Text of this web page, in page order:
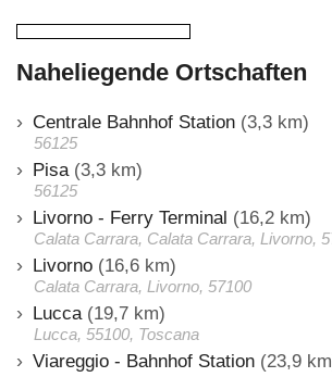
Naheliegende Ortschaften
Centrale Bahnhof Station (3,3 km)
56125
Pisa (3,3 km)
56125
Livorno - Ferry Terminal (16,2 km)
Calata Carrara, Calata Carrara, Livorno,
Livorno (16,6 km)
Calata Carrara, Livorno, 57100
Lucca (19,7 km)
Lucca, 55100, Toscana
Viareggio - Bahnhof Station (23,9